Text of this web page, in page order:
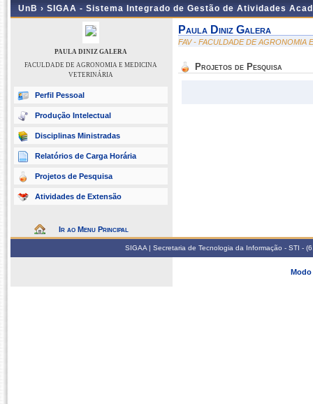
UnB › SIGAA - Sistema Integrado de Gestão de Atividades
PAULA DINIZ GALERA
FACULDADE DE AGRONOMIA E MEDICINA
VETERINÁRIA
Perfil Pessoal
Produção Intelectual
Disciplinas Ministradas
Relatórios de Carga Horária
Projetos de Pesquisa
Atividades de Extensão
Ir ao Menu Principal
Paula Diniz Galera
FAV - FACULDADE DE AGRONOMIA
Projetos de Pesquisa
SIGAA | Secretaria de Tecnologia da Informação - STI -
Modo